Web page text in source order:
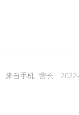
来自手机 营长